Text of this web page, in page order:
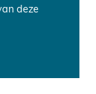
deze